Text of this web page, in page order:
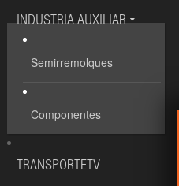
INDUSTRIA AUXILIAR
Semirremolques
Componentes
TRANSPORTETV